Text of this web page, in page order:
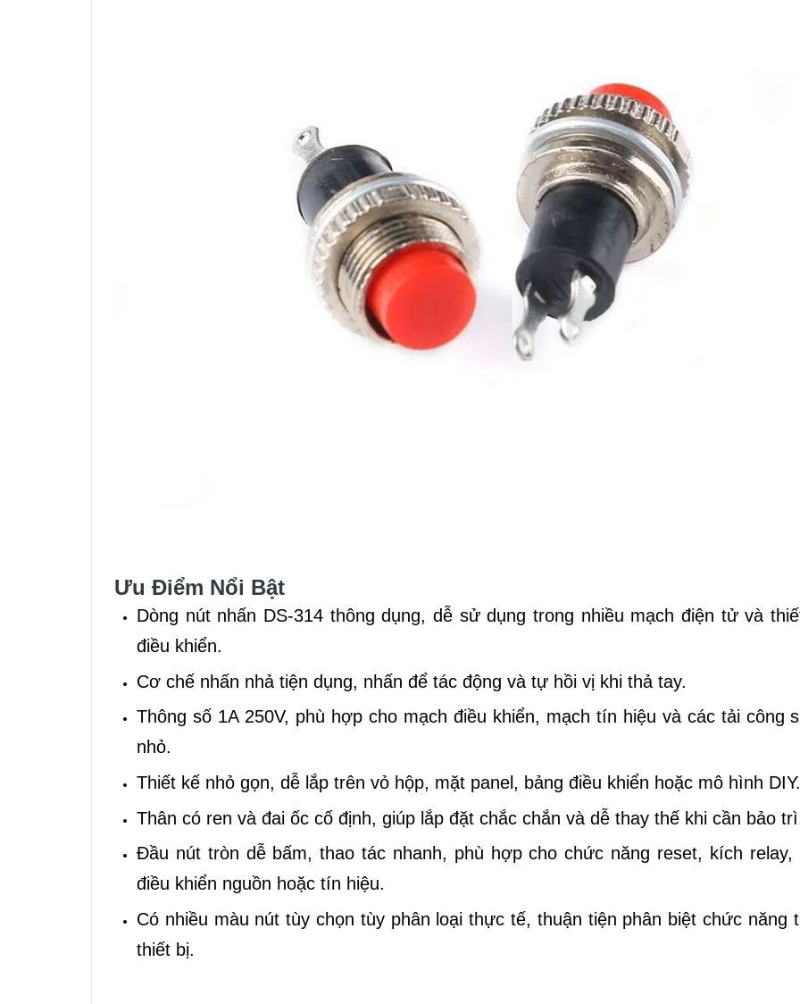
Ưu Điểm Nổi Bật
Dòng nút nhấn DS-314 thông dụng, dễ sử dụng trong nhiều mạch điện tử và
điều khiển.
Cơ chế nhấn nhả tiện dụng, nhấn để tác động và tự hồi vị khi thả tay.
Thông số 1A 250V, phù hợp cho mạch điều khiển, mạch tín hiệu và các tải công
nhỏ.
Thiết kế nhỏ gọn, dễ lắp trên vỏ hộp, mặt panel, bảng điều khiển hoặc mô hình DIY.
Thân có ren và đai ốc cố định, giúp lắp đặt chắc chắn và dễ thay thế khi cần bảo
Đầu nút tròn dễ bấm, thao tác nhanh, phù hợp cho chức năng reset, kích relay,
điều khiển nguồn hoặc tín hiệu.
Có nhiều màu nút tùy chọn tùy phân loại thực tế, thuận tiện phân biệt chức năng
thiết bị.